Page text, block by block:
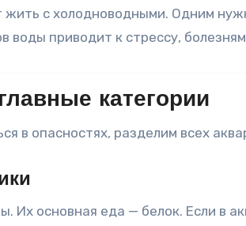
жить с холодноводными. Одним
воды приводит к стрессу,
категории
в опасностях, разделим всех
Их основная еда — белок. Если в